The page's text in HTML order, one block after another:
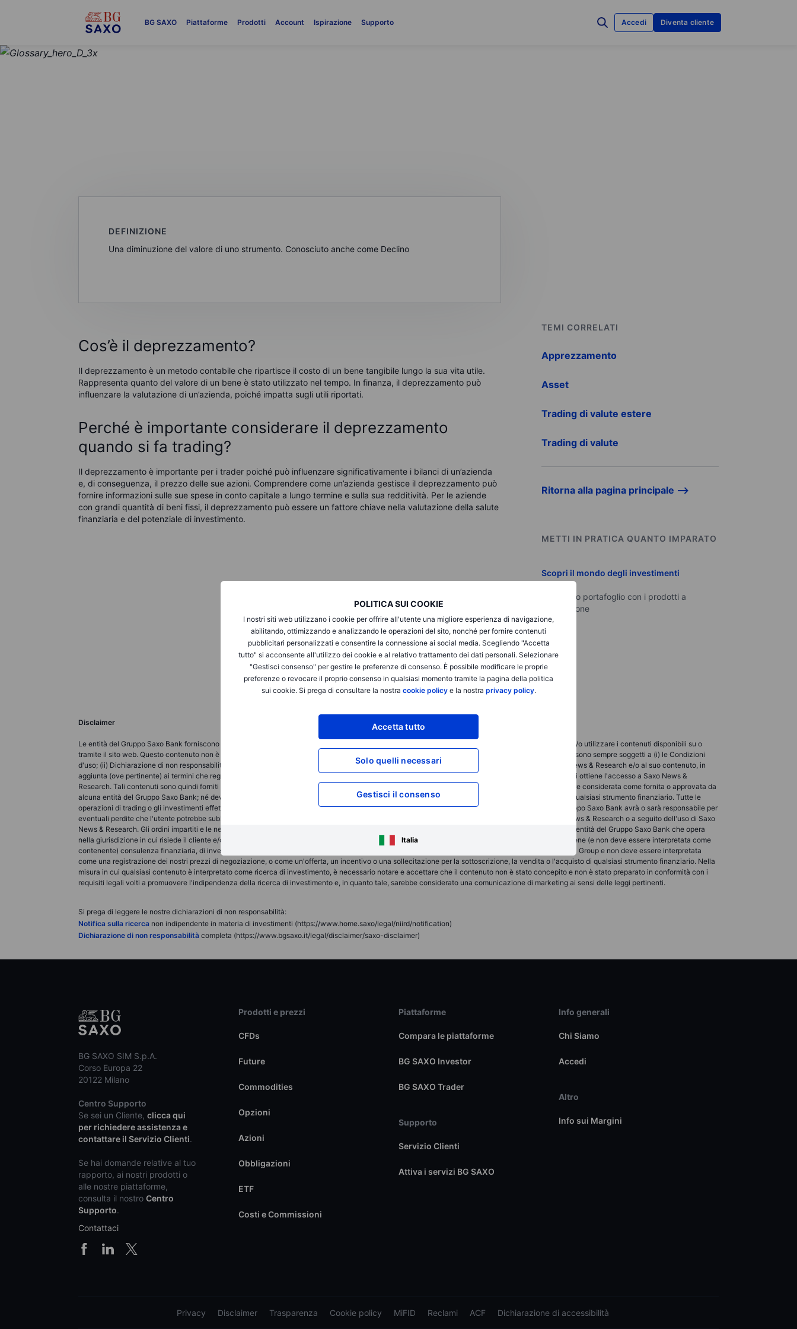
BG SAXO Piattaforme Prodotti Account Ispirazione Supporto Accedi Diventa cliente
POLITICA SUI COOKIE
I nostri siti web utilizzano i cookie per offrire all'utente una migliore esperienza di navigazione,
abilitando, ottimizzando e analizzando le operazioni del sito, nonché per fornire contenuti
pubblicitari personalizzati e consentire la connessione ai social media. Scegliendo "Accetta
tutto" si acconsente all'utilizzo dei cookie e al relativo trattamento dei dati personali. Selezionare
"Gestisci consenso" per gestire le preferenze di consenso. È possibile modificare le proprie
preferenze o revocare il proprio consenso in qualsiasi momento tramite la pagina della politica
sui cookie. Si prega di consultare la nostra cookie policye la nostra privacy policy.
Accetta tutto
Solo quelli necessari
Gestisci il consenso
Italia
DEFINIZIONE
Una diminuzione del valore di uno strumento. Conosciuto anche come Declino
Cos’è il deprezzamento?
Il deprezzamento è un metodo contabile che ripartisce il costo di un bene tangibile lungo la sua vita utile.
Rappresenta quanto del valore di un bene è stato utilizzato nel tempo. In finanza, il deprezzamento può
influenzare la valutazione di un’azienda, poiché impatta sugli utili riportati.
Perché è importante considerare il deprezzamento
quando si fa trading?
Il deprezzamento è importante per i trader poiché può influenzare significativamente i bilanci di un’azienda
e, di conseguenza, il prezzo delle sue azioni. Comprendere come un’azienda gestisce il deprezzamento può
fornire informazioni sulle sue spese in conto capitale a lungo termine e sulla sua redditività. Per le aziende
con grandi quantità di beni fissi, il deprezzamento può essere un fattore chiave nella valutazione della salute
finanziaria e del potenziale di investimento.
TEMI CORRELATI
Apprezzamento
Asset
Trading di valute estere
Trading di valute
Ritorna alla pagina principale -->
METTI IN PRATICA QUANTO IMPARATO
Scopri il mondo degli investimenti
Crea il tuo portafoglio con i prodotti a
disposizione
Disclaimer
Le entità del Gruppo Saxo Bank forniscono ciascuna un servizio di sola esecuzione e l'accesso all'Analisi, consentendo a una persona di visualizzare e/o utilizzare i contenuti disponibili su o
tramite il sito web. Questo contenuto non è destinato a modificare o espandere il servizio di sola esecuzione, e non lo espande. Tale accesso e utilizzo sono sempre soggetti a (i) le Condizioni
d'uso; (ii) Dichiarazione di non responsabilità completa; (iii) l'Avvertenza sui rischi; (iv) le Regole di Ingaggio e (v) le Comunicazioni applicabili a Saxo News & Research e/o al suo contenuto, in
aggiunta (ove pertinente) ai termini che regolano l'uso dei collegamenti ipertestuali sul sito web di un membro del Gruppo Saxo Bank attraverso i quali si ottiene l'accesso a Saxo News &
Research. Tali contenuti sono quindi forniti come nient'altro che informazioni. In particolare, nessuna consulenza è destinata a essere fornita o ad essere considerata come fornita o approvata da
alcuna entità del Gruppo Saxo Bank; né deve essere interpretato come una sollecitazione o un incentivo fornito a sottoscrivere, vendere o acquistare qualsiasi strumento finanziario. Tutte le
operazioni di trading o gli investimenti effettuati devono essere conformi alla propria decisione autonoma e informata. Pertanto, nessuna entità del Gruppo Saxo Bank avrà o sarà responsabile per
eventuali perdite che l'utente potrebbe subire a seguito di qualsiasi decisione di investimento presa sulla base delle informazioni disponibili su Saxo News & Research o a seguito dell'uso di Saxo
News & Research. Gli ordini impartiti e le negoziazioni effettuate sono considerati destinati ad essere impartiti o effettuati per conto del cliente presso l'entità del Gruppo Saxo Bank che opera
nella giurisdizione in cui risiede il cliente e/o presso la quale il cliente ha aperto e mantiene il proprio conto di trading. Saxo News & Research non contiene (e non deve essere interpretata come
contenente) consulenza finanziaria, di investimento, fiscale o di trading o consulenza di qualsiasi tipo offerta, raccomandata o approvata da Saxo Bank Group e non deve essere interpretata
come una registrazione dei nostri prezzi di negoziazione, o come un'offerta, un incentivo o una sollecitazione per la sottoscrizione, la vendita o l'acquisto di qualsiasi strumento finanziario. Nella
misura in cui qualsiasi contenuto è interpretato come ricerca di investimento, è necessario notare e accettare che il contenuto non è stato concepito e non è stato preparato in conformità con i
requisiti legali volti a promuovere l'indipendenza della ricerca di investimento e, in quanto tale, sarebbe considerato una comunicazione di marketing ai sensi delle leggi pertinenti.
Si prega di leggere le nostre dichiarazioni di non responsabilità:
Notifica sulla ricerca non indipendente in materia di investimenti (https://www.home.saxo/legal/niird/notification)
Dichiarazione di non responsabilità completa (https://www.bgsaxo.it/legal/disclaimer/saxo-disclaimer)
BG SAXO SIM S.p.A.
Corso Europa 22
20122 Milano
Centro Supporto
Se sei un Cliente, clicca qui
per richiedere assistenza e
contattare il Servizio Clienti.
Se hai domande relative al tuo
rapporto, ai nostri prodotti o
alle nostre piattaforme,
consulta il nostro Centro
Supporto.
Contattaci
Prodotti e prezzi
CFDs
Future
Commodities
Opzioni
Azioni
Obbligazioni
ETF
Costi e Commissioni
Piattaforme
Compara le piattaforme
BG SAXO Investor
BG SAXO Trader
Supporto
Servizio Clienti
Attiva i servizi BG SAXO
Info generali
Chi Siamo
Accedi
Altro
Info sui Margini
Privacy Disclaimer Trasparenza Cookie policy MiFID Reclami ACF Dichiarazione di accessibilità